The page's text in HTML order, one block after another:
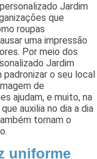
Jardim
que
roupas
uma impressão
Por meio dos
Jardim
o seu local
de
ajudam, e muito, na
auxilia no dia a dia
tornam o
uniforme